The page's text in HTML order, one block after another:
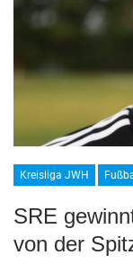
Kreisliga JWH
SRE
von der